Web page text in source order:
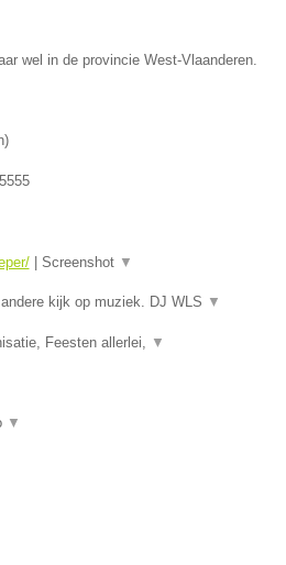
wel in de provincie West-Vlaanderen.
)
| Screenshot ▼
kijk op muziek. DJ WLS ▼
Feesten allerlei, ▼
▼